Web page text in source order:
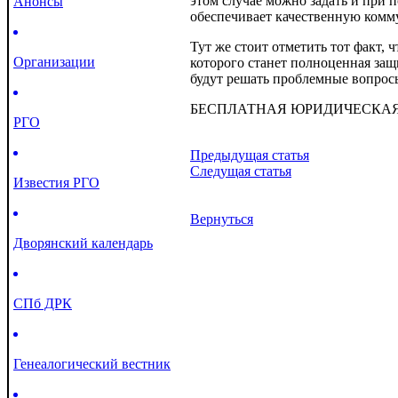
Организации
РГО
Известия РГО
Дворянский календарь
СПб ДРК
Генеалогический вестник
обеспечивает качественную
Тут же стоит отметить тот
которого станет полноценная
будут решать проблемные
БЕСПЛАТНАЯ ЮРИДИЧЕСКАЯ
Предыдущая статья
Следущая статья
Вернуться